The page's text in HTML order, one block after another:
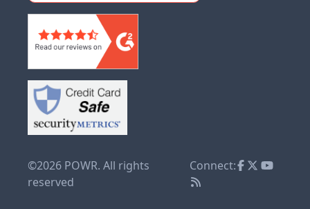
©2026 POWR. All rights
reserved
Connect: